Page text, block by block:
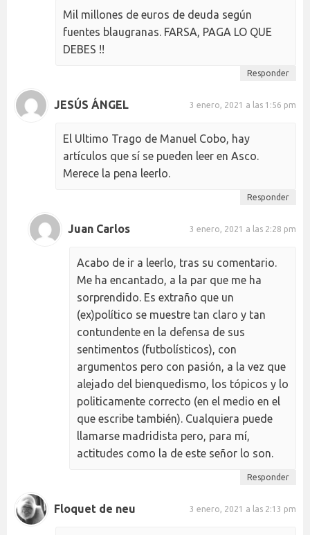
Mil millones de euros de deuda según
fuentes blaugranas. FARSA, PAGA LO QUE
DEBES !!
Responder
JESÚS ÁNGEL 3 enero, 2021 a las 1:56 pm
El Ultimo Trago de Manuel Cobo, hay
artículos que sí se pueden leer en Asco.
Merece la pena leerlo.
Responder
Juan Carlos 3 enero, 2021 a las 2:28 pm
Acabo de ir a leerlo, tras su comentario.
Me ha encantado, a la par que me ha
sorprendido. Es extraño que un
(ex)político se muestre tan claro y tan
contundente en la defensa de sus
sentimentos (futbolísticos), con
argumentos pero con pasión, a la vez que
alejado del bienquedismo, los tópicos y lo
politicamente correcto (en el medio en el
que escribe también). Cualquiera puede
llamarse madridista pero, para mí,
actitudes como la de este señor lo son.
Responder
Floquet de neu 3 enero, 2021 a las 2:13 pm